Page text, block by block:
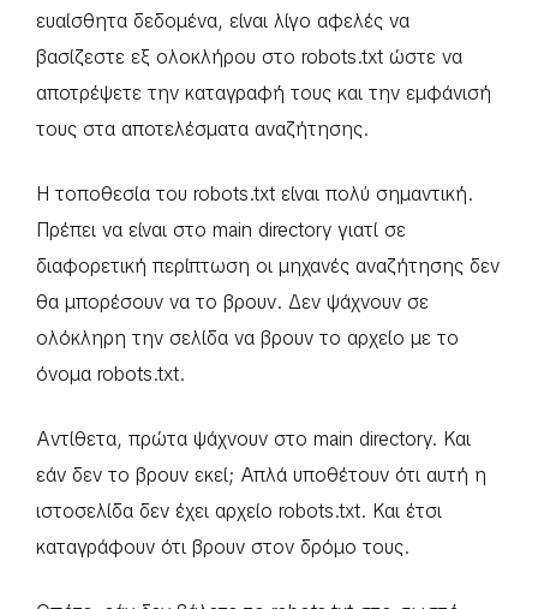
ευαίσθητα δεδομένα, είναι λίγο αφελές να
βασίζεστε εξ ολοκλήρου στο robots.txt ώστε να
αποτρέψετε την καταγραφή τους και την εμφάνισή
τους στα αποτελέσματα αναζήτησης.
Η τοποθεσία του robots.txt είναι πολύ σημαντική.
Πρέπει να είναι στο main directory γιατί σε
διαφορετική περίπτωση οι μηχανές αναζήτησης δεν
θα μπορέσουν να το βρουν. Δεν ψάχνουν σε
ολόκληρη την σελίδα να βρουν το αρχείο με το
όνομα robots.txt.
Αντίθετα, πρώτα ψάχνουν στο main directory. Και
εάν δεν το βρουν εκεί; Απλά υποθέτουν ότι αυτή η
ιστοσελίδα δεν έχει αρχείο robots.txt. Και έτσι
καταγράφουν ότι βρουν στον δρόμο τους.